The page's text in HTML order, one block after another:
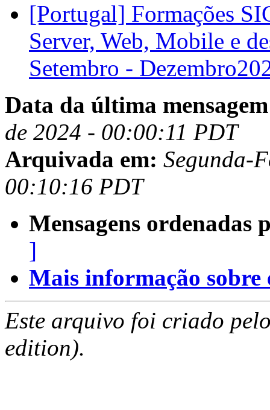
[Portugal] Formações
Server, Web, Mobile e
Setembro -
Data da última
de 2024 - 00:00:11 PDT
Arquivada em: Segunda-
00:10:16 PDT
Mensagens ordenadas
]
Mais informação sobre
Este arquivo foi criado
edition).